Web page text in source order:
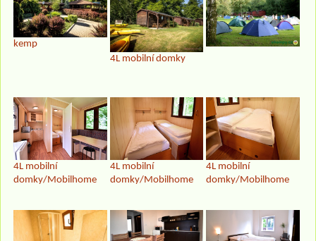
kemp
4L mobilní domky
4L mobilní
domky/Mobilhome
4L mobilní
domky/Mobilhome
4L mobilní
domky/Mobilhome